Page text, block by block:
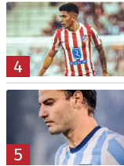
4
5